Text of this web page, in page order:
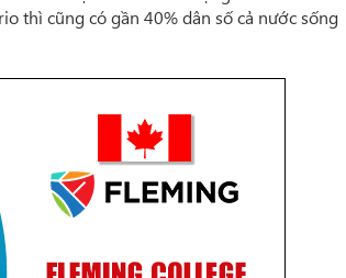
thì cũng có gần 40% dân số cả nước sống